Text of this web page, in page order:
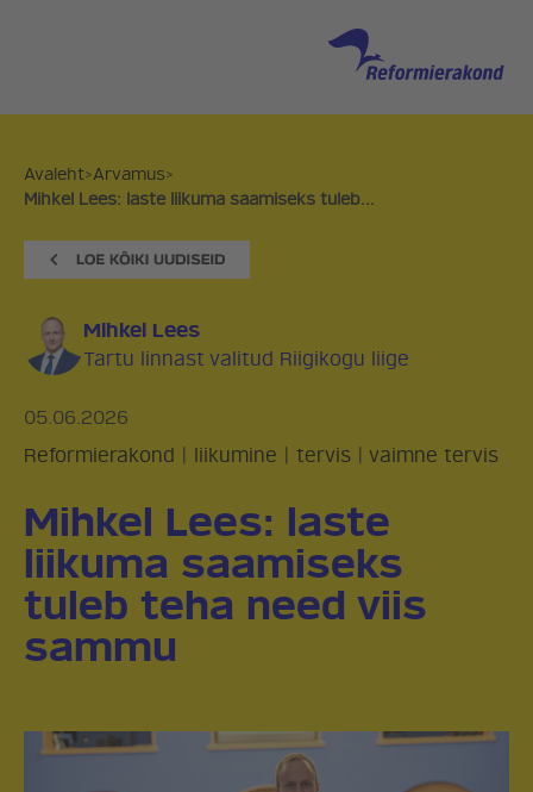
Avaleht>Arvamus>
Mihkel Lees: laste liikuma saamiseks tuleb...
Mihkel Lees
Tartu linnast valitud Riigikogu liige
05.06.2026
Reformierakond
liikumine tervis vaimne tervis
Mihkel Lees: laste
liikuma saamiseks
tuleb teha need viis
sammu